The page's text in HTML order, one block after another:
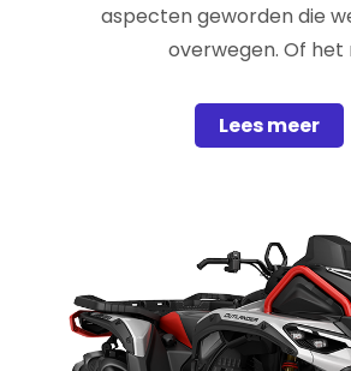
aspecten geworden die
overwegen. Of het
Lees meer